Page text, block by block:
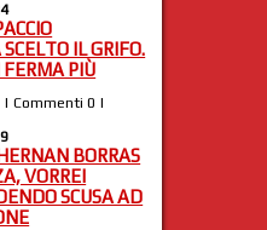
IL GRIFO.
FERMA PIÙ
Commenti 0 |
BORRAS
VORREI
SCUSA AD